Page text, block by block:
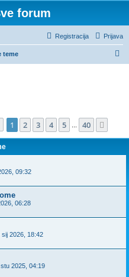
forum
Prijava
Registracija
teme
ž
Stranica: 1/ 40.
1 2 3 4 5 40
09:32
06:28
sij 2026, 18:42
2025, 04:19